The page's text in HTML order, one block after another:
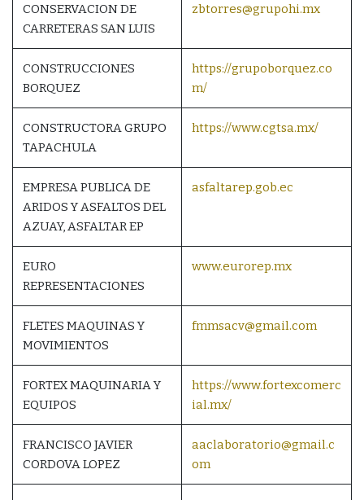
CONSERVACION DE
CARRETERAS SAN LUIS
zbtorres@grupohi.mx
CONSTRUCCIONES
BORQUEZ
https://grupoborquez.co
m/
CONSTRUCTORA GRUPO
TAPACHULA
https://www.cgtsa.mx/
EMPRESA PUBLICA DE
ARIDOS Y ASFALTOS DEL
AZUAY, ASFALTAR EP
asfaltarep.gob.ec
EURO
REPRESENTACIONES
www.eurorep.mx
FLETES MAQUINAS Y
MOVIMIENTOS
fmmsacv@gmail.com
FORTEX MAQUINARIA Y
EQUIPOS
https://www.fortexcomerc
ial.mx/
FRANCISCO JAVIER
CORDOVA LOPEZ
aaclaboratorio@gmail.c
om